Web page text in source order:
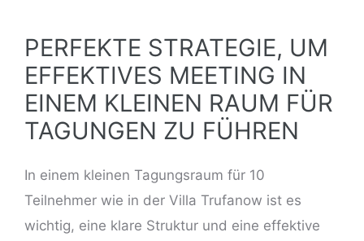
PERFEKTE STRATEGIE, UM
EFFEKTIVES MEETING IN
EINEM KLEINEN RAUM FÜR
TAGUNGEN ZU FÜHREN
In einem kleinen Tagungsraum für 10
Teilnehmer wie in der Villa Trufanow ist es
wichtig, eine klare Struktur und eine effektive